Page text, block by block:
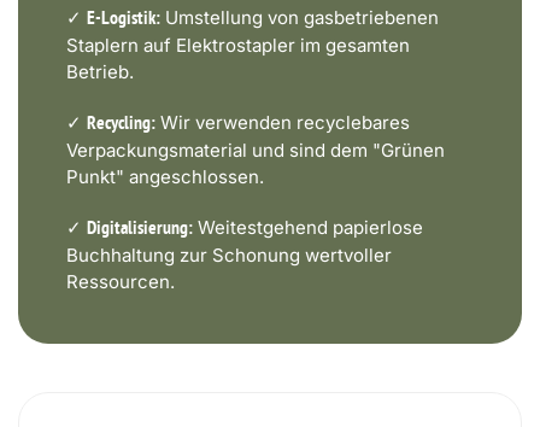
✓ E-Logistik: Umstellung von gasbetriebenen
Staplern auf Elektrostapler im gesamten
Betrieb.
✓ Recycling: Wir verwenden recyclebares
Verpackungsmaterial und sind dem "Grünen
Punkt" angeschlossen.
✓ Digitalisierung: Weitestgehend papierlose
Buchhaltung zur Schonung wertvoller
Ressourcen.